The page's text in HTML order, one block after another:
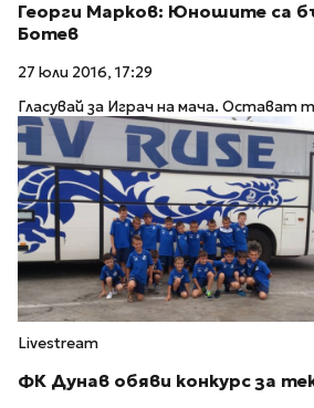
Георги Марков: Юношите са
Ботев
27 юли 2016, 17:29
Гласувай за Играч на мача. Остават
Livestream
ФК Дунав обяви конкурс за